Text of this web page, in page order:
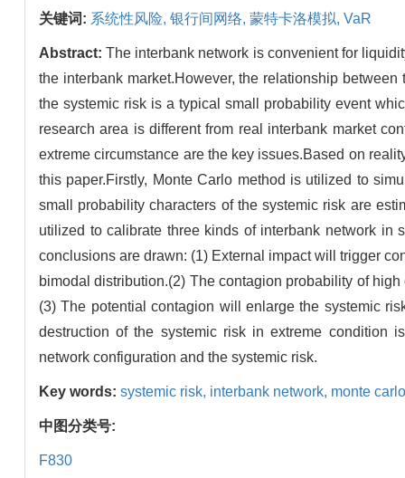
关键词: 系统性风险, 银行间网络, 蒙特卡洛模拟, VaR
Abstract:The interbank network is convenient for
the interbank market.However, the relationship
the systemic risk is a typical small probability event
research area is different from real interbank market
extreme circumstance are the key issues.Based on
this paper.Firstly, Monte Carlo method is utilized to
small probability characters of the systemic risk are
utilized to calibrate three kinds of interbank network in
conclusions are drawn: (1) External impact will trigger
bimodal distribution.(2) The contagion probability of
(3) The potential contagion will enlarge the systemic
destruction of the systemic risk in extreme condition
network configuration and the systemic risk.
Key words: systemic risk, interbank network, monte
中图分类号:
F830